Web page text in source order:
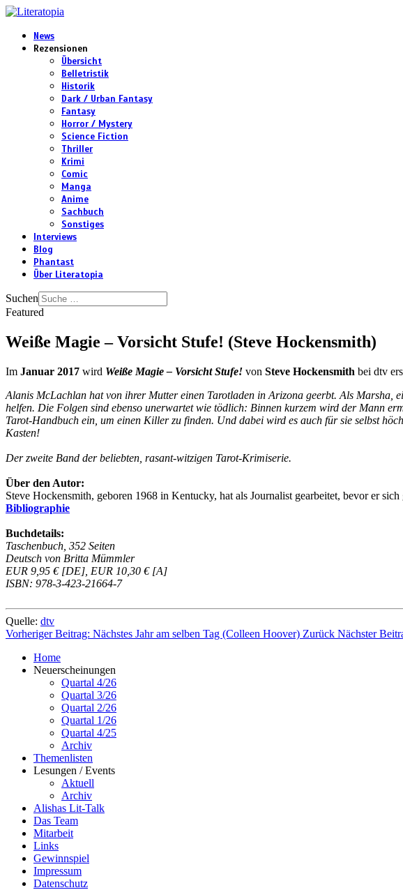
News
Rezensionen
Übersicht
Belletristik
Historik
Dark / Urban Fantasy
Fantasy
Horror / Mystery
Science Fiction
Thriller
Krimi
Comic
Manga
Anime
Sachbuch
Sonstiges
Interviews
Blog
Phantast
Über Literatopia
Suchen
Featured
Weiße Magie – Vorsicht Stufe! (Steve Hockensmith)
Im Januar 2017 wird Weiße Magie – Vorsicht Stufe! von Steve Hockensmith bei dtv
Alanis McLachlan hat von ihrer Mutter einen Tarotladen in Arizona geerbt. Als Marsha,
helfen. Die Folgen sind ebenso unerwartet wie tödlich: Binnen kurzem wird der Mann
Tarot-Handbuch ein, um einen Killer zu finden. Und dabei wird es auch für sie selbst
Kasten!
Der zweite Band der beliebten, rasant-witzigen Tarot-Krimiserie.
Über den Autor:
Steve Hockensmith, geboren 1968 in Kentucky, hat als Journalist gearbeitet, bevor er
Bibliographie
Buchdetails:
Taschenbuch, 352 Seiten
Deutsch von Britta Mümmler
EUR 9,95 € [DE], EUR 10,30 € [A]
ISBN: 978-3-423-21664-7
Quelle: dtv
Vorheriger Beitrag: Nächstes Jahr am selben Tag (Colleen Hoover) Zurück Nächster
Home
Neuerscheinungen
Quartal 4/26
Quartal 3/26
Quartal 2/26
Quartal 1/26
Quartal 4/25
Archiv
Themenlisten
Lesungen / Events
Aktuell
Archiv
Alishas Lit-Talk
Das Team
Mitarbeit
Links
Gewinnspiel
Impressum
Datenschutz